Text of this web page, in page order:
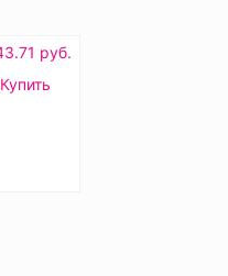
руб.
Купить